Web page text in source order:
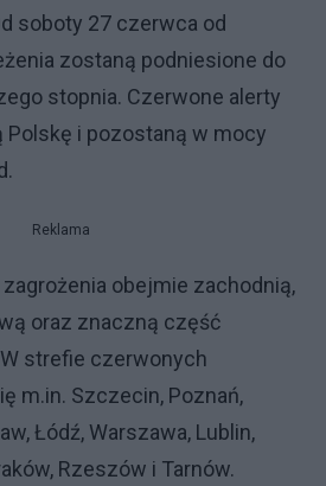
soboty 27 czerwca od
zostaną podniesione do
stopnia. Czerwone alerty
Polskę i pozostaną w mocy
Reklama
obejmie zachodnią,
oraz znaczną część
strefie czerwonych
m.in. Szczecin, Poznań,
Łódź, Warszawa, Lublin,
Rzeszów i Tarnów.